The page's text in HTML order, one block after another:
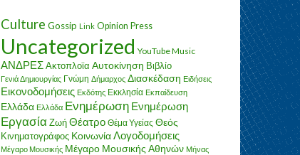
Culture Gossip Link Opinion Press
Uncategorized YouTube Music
ΑΝΔΡΕΣΑκτοπλοϊα Αυτοκίνηση Βιβλίο
Γενιά Δημιουργίας Γνώμη Δήμαρχος Διασκέδαση Ειδήσεις
Εικονοδομήσεις Εκδότης Εκκλησία Εκπαίδευση
Ελλάδα Ελλάδα Ενημέρωση Ενημέρωση
ΕργασίαΖωήΘέατρο Θέμα Υγείας Θεός
Κινηματογράφος ΚοινωνίαΛογοδομήσεις
Μέγαρο Μουσικής Μέγαρο Μουσικής Αθηνών Μήνας